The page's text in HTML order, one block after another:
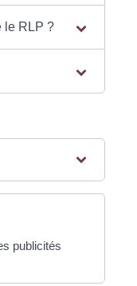
le RLP ?
publicités